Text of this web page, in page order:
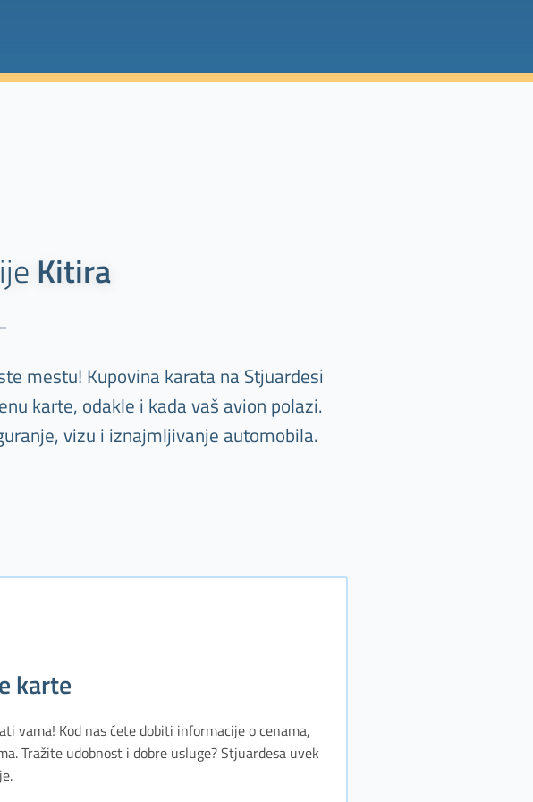
Kitira
mestu! Kupovina karata na Stjuardesi
karte, odakle i kada vaš avion polazi.
vizu i iznajmljivanje automobila.
karte
vama! Kod nas ćete dobiti informacije o cenama,
Tražite udobnost i dobre usluge? Stjuardesa uvek